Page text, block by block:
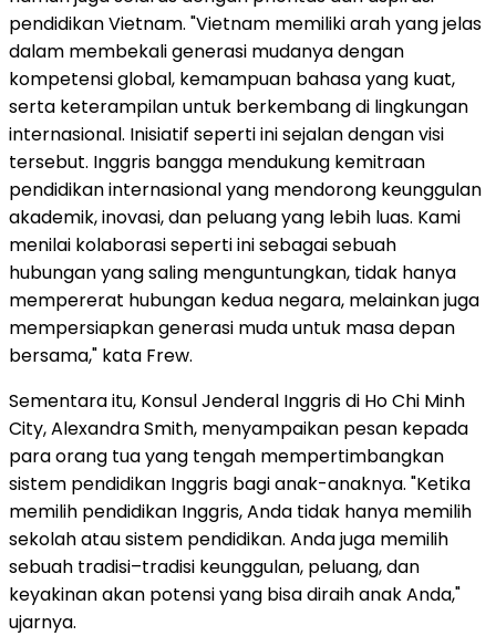
pendidikan Vietnam. "Vietnam memiliki arah yang jelas
dalam membekali generasi mudanya dengan
kompetensi global, kemampuan bahasa yang kuat,
serta keterampilan untuk berkembang di lingkungan
internasional. Inisiatif seperti ini sejalan dengan visi
tersebut. Inggris bangga mendukung kemitraan
pendidikan internasional yang mendorong keunggulan
akademik, inovasi, dan peluang yang lebih luas. Kami
menilai kolaborasi seperti ini sebagai sebuah
hubungan yang saling menguntungkan, tidak hanya
mempererat hubungan kedua negara, melainkan juga
mempersiapkan generasi muda untuk masa depan
bersama," kata Frew.
Sementara itu, Konsul Jenderal Inggris di Ho Chi Minh
City, Alexandra Smith, menyampaikan pesan kepada
para orang tua yang tengah mempertimbangkan
sistem pendidikan Inggris bagi anak-anaknya. "Ketika
memilih pendidikan Inggris, Anda tidak hanya memilih
sekolah atau sistem pendidikan. Anda juga memilih
sebuah tradisi–tradisi keunggulan, peluang, dan
keyakinan akan potensi yang bisa diraih anak Anda,"
ujarnya.